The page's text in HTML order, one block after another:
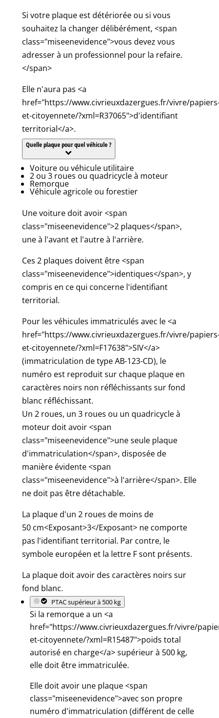
Si votre plaque est détériorée ou si vous
souhaitez la changer délibérément, <span
class="miseenevidence">vous devez vous
adresser à un professionnel pour la refaire.
</span>
Elle n'aura pas <a
href="https://www.civrieuxdazergues.fr/vivre/
et-citoyennete/?xml=R37065">d'identifiant
territorial</a>.
Quelle plaque pour quel véhicule ?
Voiture ou véhicule utilitaire
2 ou 3 roues ou quadricycle à moteur
Remorque
Véhicule agricole ou forestier
Une voiture doit avoir <span
class="miseenevidence">2 plaques</span>,
une à l'avant et l'autre à l'arrière.
Ces 2 plaques doivent être <span
class="miseenevidence">identiques</span>, y
compris en ce qui concerne l'identifiant
territorial.
Pour les véhicules immatriculés avec le <a
href="https://www.civrieuxdazergues.fr/vivre/
et-citoyennete/?xml=F17638">SIV</a>
(immatriculation de type AB-123-CD), le
numéro est reproduit sur chaque plaque en
caractères noirs non réfléchissants sur fond
blanc réfléchissant.
Un 2 roues, un 3 roues ou un quadricycle à
moteur doit avoir <span
class="miseenevidence">une seule plaque
d'immatriculation</span>, disposée de
manière évidente <span
class="miseenevidence">à l'arrière</span>. Elle
ne doit pas être détachable.
La plaque d'un 2 roues de moins de
50 cm<Exposant>3</Exposant> ne comporte
pas l'identifiant territorial. Par contre, le
symbole européen et la lettre F sont présents.
La plaque doit avoir des caractères noirs sur
fond blanc.
PTAC supérieur à 500 kg
Si la remorque a un <a
href="https://www.civrieuxdazergues.fr/vivre/
et-citoyennete/?xml=R15487">poids total
autorisé en charge</a> supérieur à 500 kg,
elle doit être immatriculée.
Elle doit avoir une plaque <span
class="miseenevidence">avec son propre
numéro d'immatriculation (différent de celle